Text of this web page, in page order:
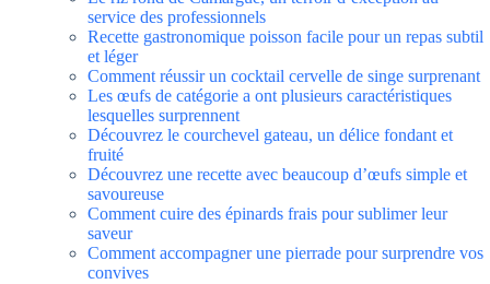
service des professionnels
Recette gastronomique poisson facile pour un repas subtil
et léger
Comment réussir un cocktail cervelle de singe surprenant
Les œufs de catégorie a ont plusieurs caractéristiques
lesquelles surprennent
Découvrez le courchevel gateau, un délice fondant et
fruité
Découvrez une recette avec beaucoup d’œufs simple et
savoureuse
Comment cuire des épinards frais pour sublimer leur
saveur
Comment accompagner une pierrade pour surprendre vos
convives